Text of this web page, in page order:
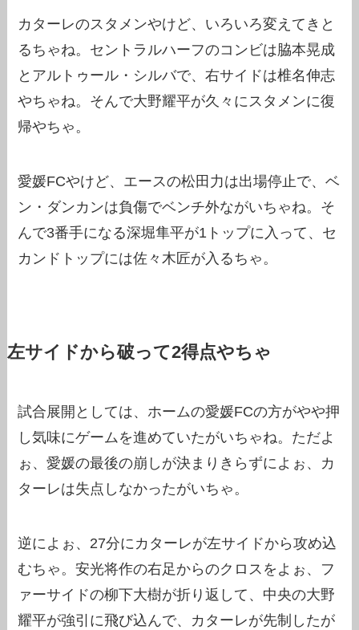
カターレのスタメンやけど、いろいろ変えてきと
るちゃね。セントラルハーフのコンビは脇本晃成
とアルトゥール・シルバで、右サイドは椎名伸志
やちゃね。そんで大野耀平が久々にスタメンに復
帰やちゃ。
愛媛FCやけど、エースの松田力は出場停止で、ベ
ン・ダンカンは負傷でベンチ外ながいちゃね。そ
んで3番手になる深堀隼平が1トップに入って、セ
カンドトップには佐々木匠が入るちゃ。
左サイドから破って2得点やちゃ
試合展開としては、ホームの愛媛FCの方がやや押
し気味にゲームを進めていたがいちゃね。ただよ
ぉ、愛媛の最後の崩しが決まりきらずによぉ、カ
ターレは失点しなかったがいちゃ。
逆によぉ、27分にカターレが左サイドから攻め込
むちゃ。安光将作の右足からのクロスをよぉ、フ
ァーサイドの柳下大樹が折り返して、中央の大野
耀平が強引に飛び込んで、カターレが先制したが